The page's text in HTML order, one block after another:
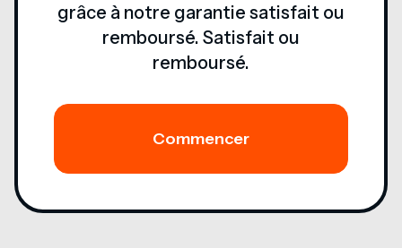
grâce à notre garantie satisfait ou
remboursé. Satisfait ou
remboursé.
Commencer